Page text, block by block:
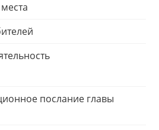
послание главы